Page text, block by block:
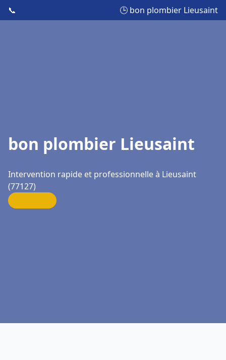
📞 🕒 bon plombier Lieusaint
bon plombier Lieusaint
Intervention rapide et professionnelle à Lieusaint
(77127)